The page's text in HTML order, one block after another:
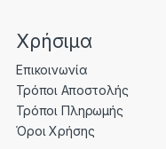
Χρήσιμα
Επικοινωνία
Τρόποι Αποστολής
Τρόποι Πληρωμής
Όροι Χρήσης